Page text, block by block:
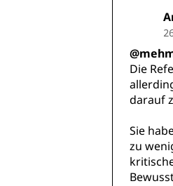
Die
darauf
Sie
zu